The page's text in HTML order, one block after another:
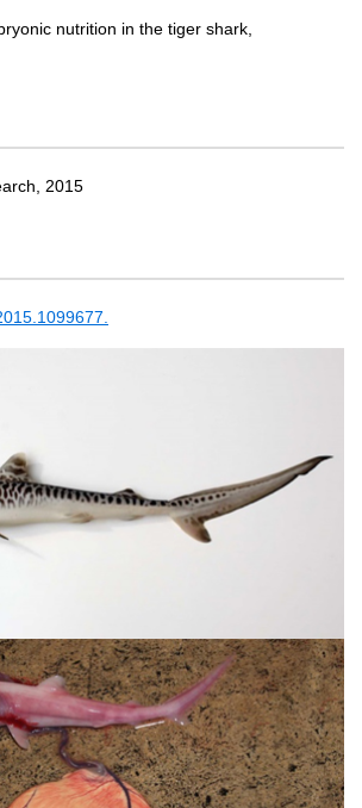
nutrition in the tiger shark,
2015